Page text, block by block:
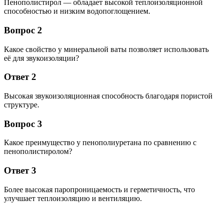
Пенополистирол — обладает высокой теплоизоляционной
способностью и низким водопоглощением.
Вопрос 2
Какое свойство у минеральной ваты позволяет использовать
её для звукоизоляции?
Ответ 2
Высокая звукоизоляционная способность благодаря пористой
структуре.
Вопрос 3
Какое преимущество у пенополиуретана по сравнению с
пенополистиролом?
Ответ 3
Более высокая паропроницаемость и герметичность, что
улучшает теплоизоляцию и вентиляцию.